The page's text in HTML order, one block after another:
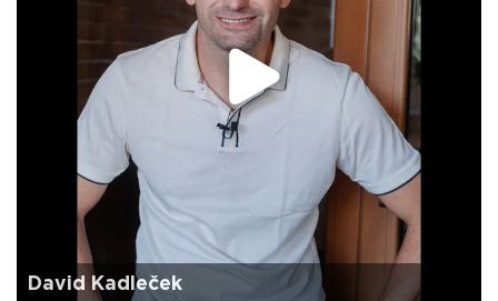
David Kadleček